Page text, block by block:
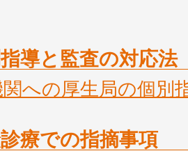
導と監査の対応法
関への厚生局の個別
療での指摘事項